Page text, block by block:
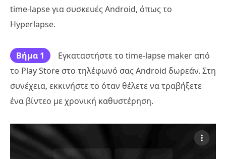
time-lapse για συσκευές Android, όπως το
Hyperlapse.
Βήμα 1
Εγκαταστήστε το time-lapse maker από
το Play Store στο τηλέφωνό σας Android δωρεάν. Στη
συνέχεια, εκκινήστε το όταν θέλετε να τραβήξετε
ένα βίντεο με χρονική καθυστέρηση.